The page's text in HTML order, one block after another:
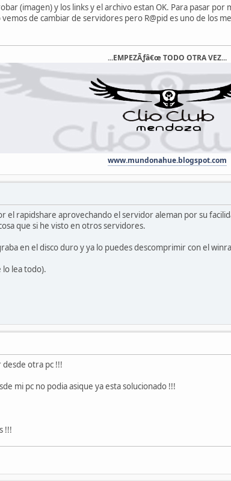
(imagen) y los links y el archivo estan OK. Para pasar
de cambiar de servidores pero R@pid es uno de los
...EMPEZÃƒâ€œ TODO OTRA VEZ...
www.mundonahue.blogspot.com
el rapidshare aprovechando el servidor aleman por su
que si he visto en otros servidores.
en el disco duro y ya lo puedes descomprimir con el
lo lea todo).
desde otra pc !!!
mi pc no podia asique ya esta solucionado !!!
!!!